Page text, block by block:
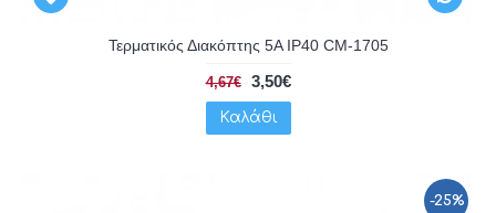
Τερματικός Διακόπτης 5A IP40 CM-1705
4,67€ 3,50€
Καλάθι
-25%